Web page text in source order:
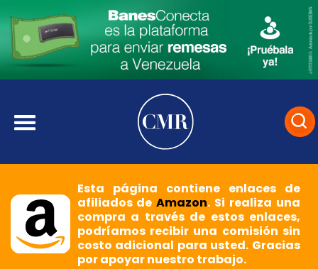
Esta página contiene enlaces de
afiliados deAmazon. Si realiza una
compra a través de estos enlaces,
podríamos recibir una comisión sin
costo adicional para usted. Gracias
por apoyar nuestro trabajo.